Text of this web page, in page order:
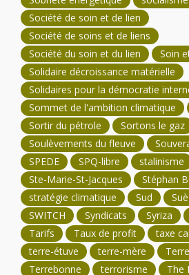
Société de soin et de lien
Société de soins et de liens
Société du soin et du lien
Soin
Solidaire décroissance matérielle
Solidaires pour la démocratie
Sommet de l'ambition climatique
Sortir du pétrole
Sortons le gaz
Soulèvements du fleuve
SPEDE
SPQ-libre stalinisme
Ste-Marie-St-Jacques
Stéphan
stratégie climatique
Sud
SWITCH
Syndicats Syriza
Tarifs
Taux de profit
taxe
terre-étuve
terre-mère
Terrebonne
terrorisme
The